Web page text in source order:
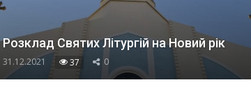
Розклад Святих Літургій на Новий рік
31.12.2021 37 0